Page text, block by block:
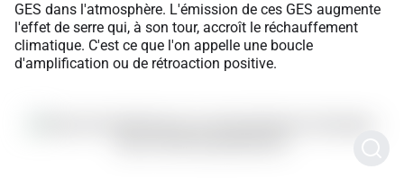
GES dans l'atmosphère. L'émission de ces GES augmente
l'effet de serre qui, à son tour, accroît le réchauffement
climatique. C'est ce que l'on appelle une boucle
d'amplification ou de rétroaction positive.